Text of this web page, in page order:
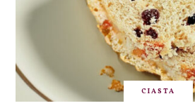
CIASTA